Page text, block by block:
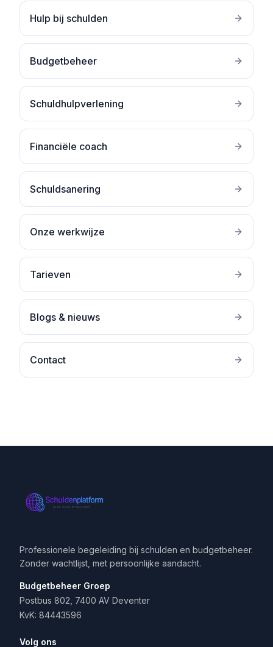
Hulp bij schulden
Budgetbeheer
Schuldhulpverlening
Financiële coach
Schuldsanering
Onze werkwijze
Tarieven
Blogs & nieuws
Contact
Professionele begeleiding bij schulden en budgetbeheer.
Zonder wachtlijst, met persoonlijke aandacht.
Budgetbeheer Groep
Postbus 802, 7400 AV Deventer
KvK: 84443596
Volg ons